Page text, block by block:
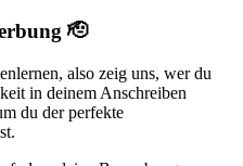
🫡
also zeig uns, wer du
in deinem Anschreiben
du der perfekte